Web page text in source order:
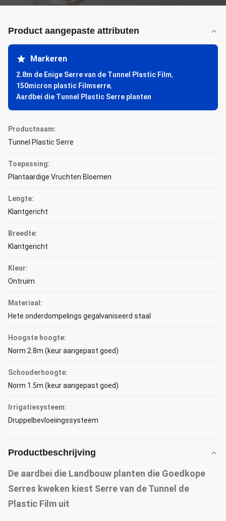
Product aangepaste attributen
Markeren
2.8m de Enige Serre van de Tunnel Plastic Film,
150micron plastic Filmserre,
Aardbei die Tunnel Plastic Serre planten
Productnaam:
Tunnel Plastic Serre
Toepassing:
Plantaardige Vruchten Bloemen
Lengte:
Klantgericht
Breedte:
Klantgericht
Kleur:
Ontruim
Materiaal:
Hete onderdompelings gegalvaniseerd staal
Hoogste hoogte:
Norm 2.8m (keur aangepast goed)
Schouderhoogte:
Norm 1.5m (keur aangepast goed)
Irrigatiesysteem:
Druppelbevloeiingssysteem
Productbeschrijving
De aardbei die Landbouw planten die Goedkope
Serres kweken kiest Serre van de Tunnel de
Plastic Film uit